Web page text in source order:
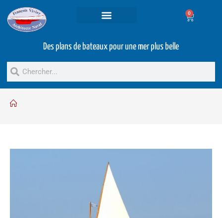
0
Des plans de bateaux pour une mer plus belle